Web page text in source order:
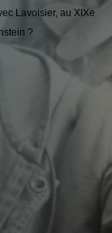
Lavoisier, au XIXe
?